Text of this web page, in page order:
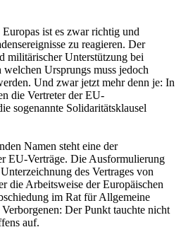
ist es zwar richtig und
zu reagieren. Der
militärischer Unterstützung bei
Ursprungs muss jedoch
Und zwar jetzt mehr denn je: In
die Vertreter der EU-
sogenannte Solidaritätsklausel
Namen steht eine der
EU-Verträge. Die Ausformulierung
des Vertrages von
die Arbeitsweise der Europäischen
im Rat für Allgemeine
Der Punkt tauchte nicht
auf.